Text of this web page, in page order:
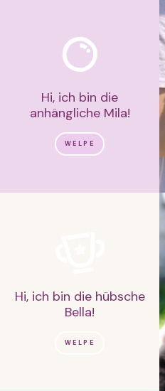
Hi, ich bin die
anhängliche Mila!
WELPE
Hi, ich bin die hübsche
Bella!
WELPE